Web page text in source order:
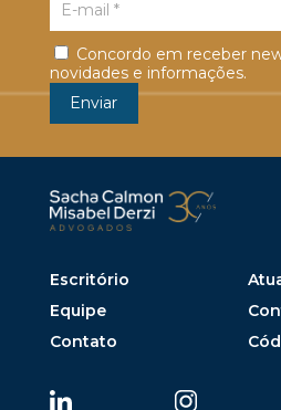
Concordo em receber
novidades e informações.
Escritório
Equipe
Contato